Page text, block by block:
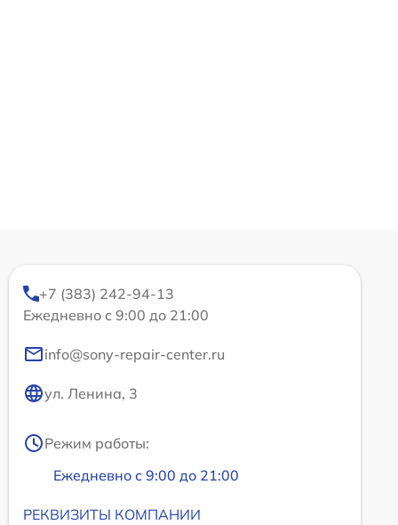
+7 (383) 242-94-13
Ежедневно с 9:00 до 21:00
info@sony-repair-center.ru
ул. Ленина, 3
Режим работы:
Ежедневно с 9:00 до 21:00
РЕКВИЗИТЫ КОМПАНИИ